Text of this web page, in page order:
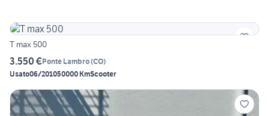
T max 500
3.550 €Ponte Lambro(CO)
Usato06/201050000 KmScooter